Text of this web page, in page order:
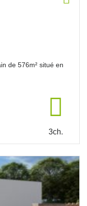
de 576m² situé en
3ch.